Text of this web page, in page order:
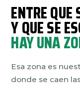
ENTRE
Y QUE SE
HAY UNA
Esa zona es
donde se caen